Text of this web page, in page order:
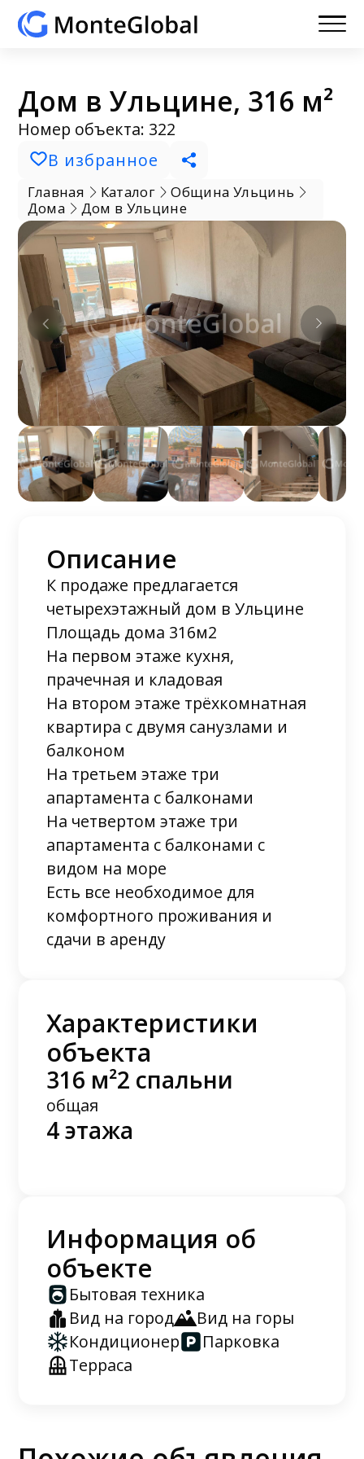
Дом в Ульцине, 316 м²
Номер объекта: 322
В избранное
Главная Каталог
Община Ульцинь
Дома
Дом в Ульцине
Описание
К продаже предлагается
четырехэтажный дом в Ульцине
Площадь дома 316м2
На первом этаже кухня,
прачечная и кладовая
На втором этаже трёхкомнатная
квартира с двумя санузлами и
балконом
На третьем этаже три
апартамента с балконами
На четвертом этаже три
апартамента с балконами с
видом на море
Есть все необходимое для
комфортного проживания и
сдачи в аренду
Характеристики
объекта
316 м²
общая
2 спальни
4 этажа
Информация об
объекте
Бытовая техника
Вид на город
Вид на горы
Кондиционер
Парковка
Терраса